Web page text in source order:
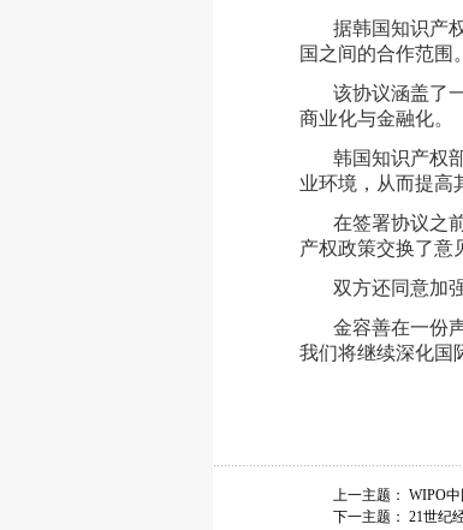
据韩国知识产
国之间的合作范围。
该协议涵盖了
商业化与金融化。
韩国知识产权
业环境，从而提高
在签署协议之
产权政策交换了意
双方还同意加
金容善在一份
我们将继续深化国
上一主题： WIPO
下一主题： 21世纪